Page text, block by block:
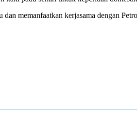
memanfaatkan kerjasama dengan